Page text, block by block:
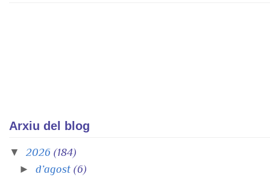
Arxiu del blog
▼ 2026 (184)
► d’agost (6)